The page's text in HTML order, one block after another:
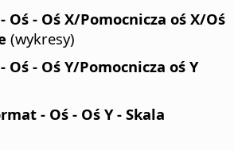
Oś - Oś X/Pomocnicza oś X/Oś
(wykresy)
Oś - Oś Y/Pomocnicza oś Y
- Oś - Oś Y - Skala